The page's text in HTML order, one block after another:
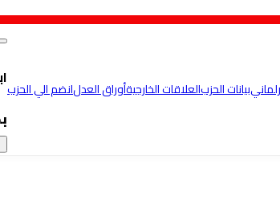
بيانات الحزبالعلاقات الخارجيةأوراق العدلانضم الي الحزب